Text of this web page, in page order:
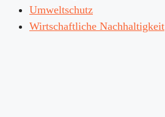
Umweltschutz
Wirtschaftliche Nachhaltigkeit